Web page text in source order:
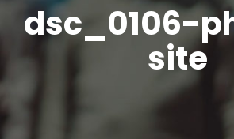
dsc_0106-
site